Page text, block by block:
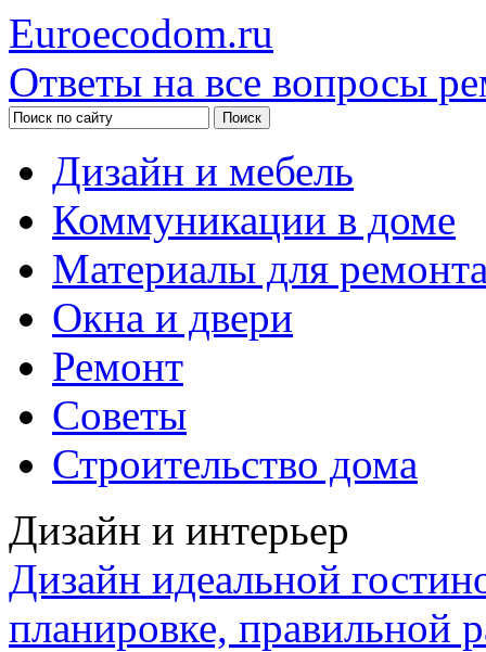
Euroecodom.ru
Ответы на все вопросы
Дизайн и мебель
Коммуникации в доме
Материалы для
Окна и двери
Ремонт
Советы
Строительство дома
Дизайн и интерьер
Дизайн идеальной
планировке, правильной